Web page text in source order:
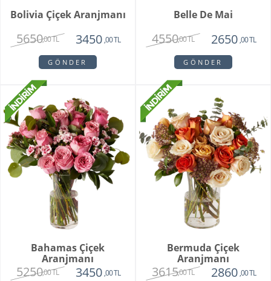
Bolivia Çiçek Aranjmanı
5650,00 TL 3450 ,00 TL
GÖNDER
Belle De Mai
4550,00 TL 2650 ,00 TL
GÖNDER
Bahamas Çiçek
Aranjmanı
5250,00 TL 3450 ,00 TL
Bermuda Çiçek
Aranjmanı
3615,00 TL 2860 ,00 TL